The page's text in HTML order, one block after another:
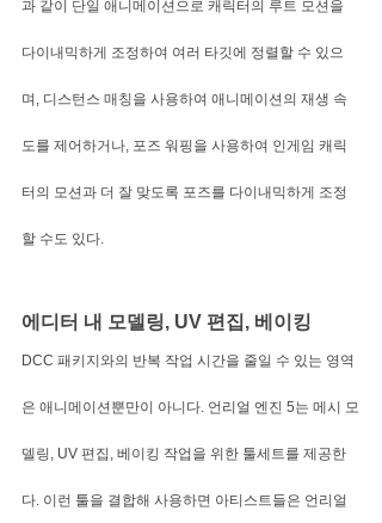
과 같이 단일 애니메이션으로 캐릭터의 루트 모션을
다이내믹하게 조정하여 여러 타깃에 정렬할 수 있으
며, 디스턴스 매칭을 사용하여 애니메이션의 재생 속
도를 제어하거나, 포즈 워핑을 사용하여 인게임 캐릭
터의 모션과 더 잘 맞도록 포즈를 다이내믹하게 조정
할 수도 있다.
에디터 내 모델링, UV 편집, 베이킹
DCC 패키지와의 반복 작업 시간을 줄일 수 있는 영역
은 애니메이션뿐만이 아니다. 언리얼 엔진 5는 메시 모
델링, UV 편집, 베이킹 작업을 위한 툴세트를 제공한
다. 이런 툴을 결합해 사용하면 아티스트들은 언리얼